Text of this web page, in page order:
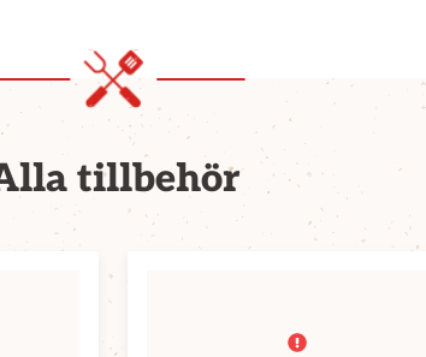
tillbehör